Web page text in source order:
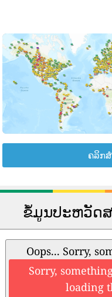
ຄລິກ
ຂໍ້ມູນປະຫວັດ
Oops... Sorry,
Sorry,
loading